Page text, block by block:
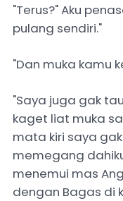
"Terus?" Aku
pulang sendiri."
"Dan muka kamu
"Saya juga gak
kaget liat muka
mata kiri saya
memegang
menemui mas
dengan Bagas di